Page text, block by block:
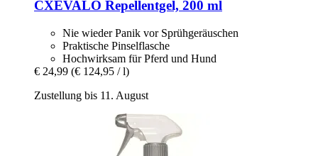
CXEVALO Repellentgel, 200 ml
Nie wieder Panik vor Sprühgeräuschen
Praktische Pinselflasche
Hochwirksam für Pferd und Hund
€ 24,99 (€ 124,95 / l)
Zustellung bis 11. August